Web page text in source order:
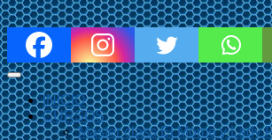
INICIO
CURSOS
Master class El Momo y Lady